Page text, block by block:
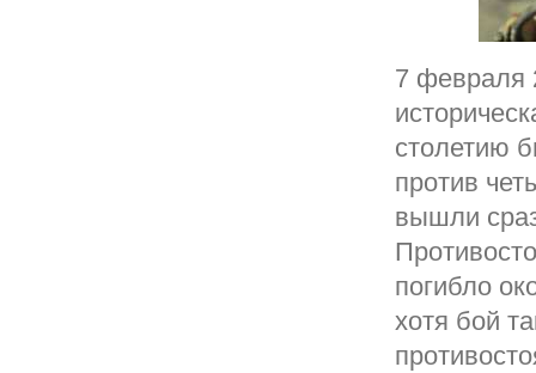
7 февраля
столетию
против
вышли
погибло
хотя бой